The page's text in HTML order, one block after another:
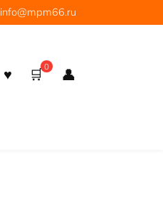
info@mpm66.ru
0